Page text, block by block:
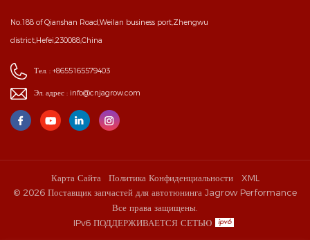
No.188 of Qianshan Road,Weilan business port,Zhengwu
district,Hefei,230088,China
Тел. : +8655165579403
Эл. адрес : info@cnjagrow.com
Карта Сайта Политика Конфиденциальности
XML
© 2026 Поставщик запчастей для автотюнинга Jagrow Performance
Все права защищены.
IPv6 ПОДДЕРЖИВАЕТСЯ СЕТЬЮ